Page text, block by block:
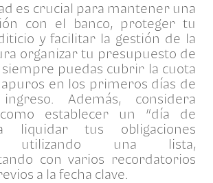
es crucial para mantener una
con el banco, proteger tu
y facilitar la gestión de la
organizar tu presupuesto de
puedas cubrir la cuota
en los primeros días de
Además, considera
establecer un “día de
liquidar tus obligaciones
utilizando una lista,
con varios recordatorios
a la fecha clave.